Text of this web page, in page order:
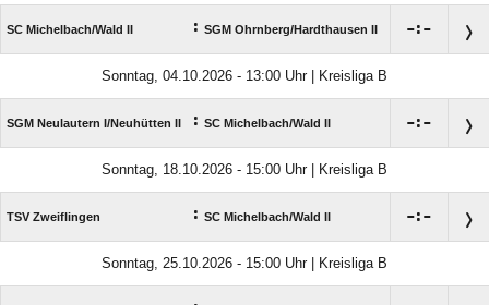
SC Michelbach/​Wald II : SGM Ohrnberg/​Hardthausen II :
Sonntag, 04.10.2026 - 13:00 Uhr | Kreisliga B
SGM Neulautern I/​Neuhütten II : SC Michelbach/​Wald II :
Sonntag, 18.10.2026 - 15:00 Uhr | Kreisliga B
TSV Zweiflingen : SC Michelbach/​Wald II :
Sonntag, 25.10.2026 - 15:00 Uhr | Kreisliga B